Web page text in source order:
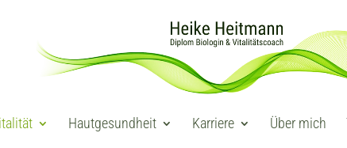
Hautgesundheit Karriere Über mich